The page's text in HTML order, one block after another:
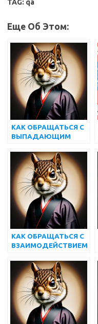
TAG: qa
Еще Об Этом:
КАК ОБРАЩАТЬСЯ С
ВЫПАДАЮЩИМ
МНОЖЕСТВЕННЫМ
ВЫБОРОМ,
ИСПОЛЬЗУЯ
SELENIUM
WEBDRIVER
КАК ОБРАЩАТЬСЯ С
ВЗАИМОДЕЙСТВИЕМ
КЛАВИАТУРОЙ В
SELENIUM PYTHON